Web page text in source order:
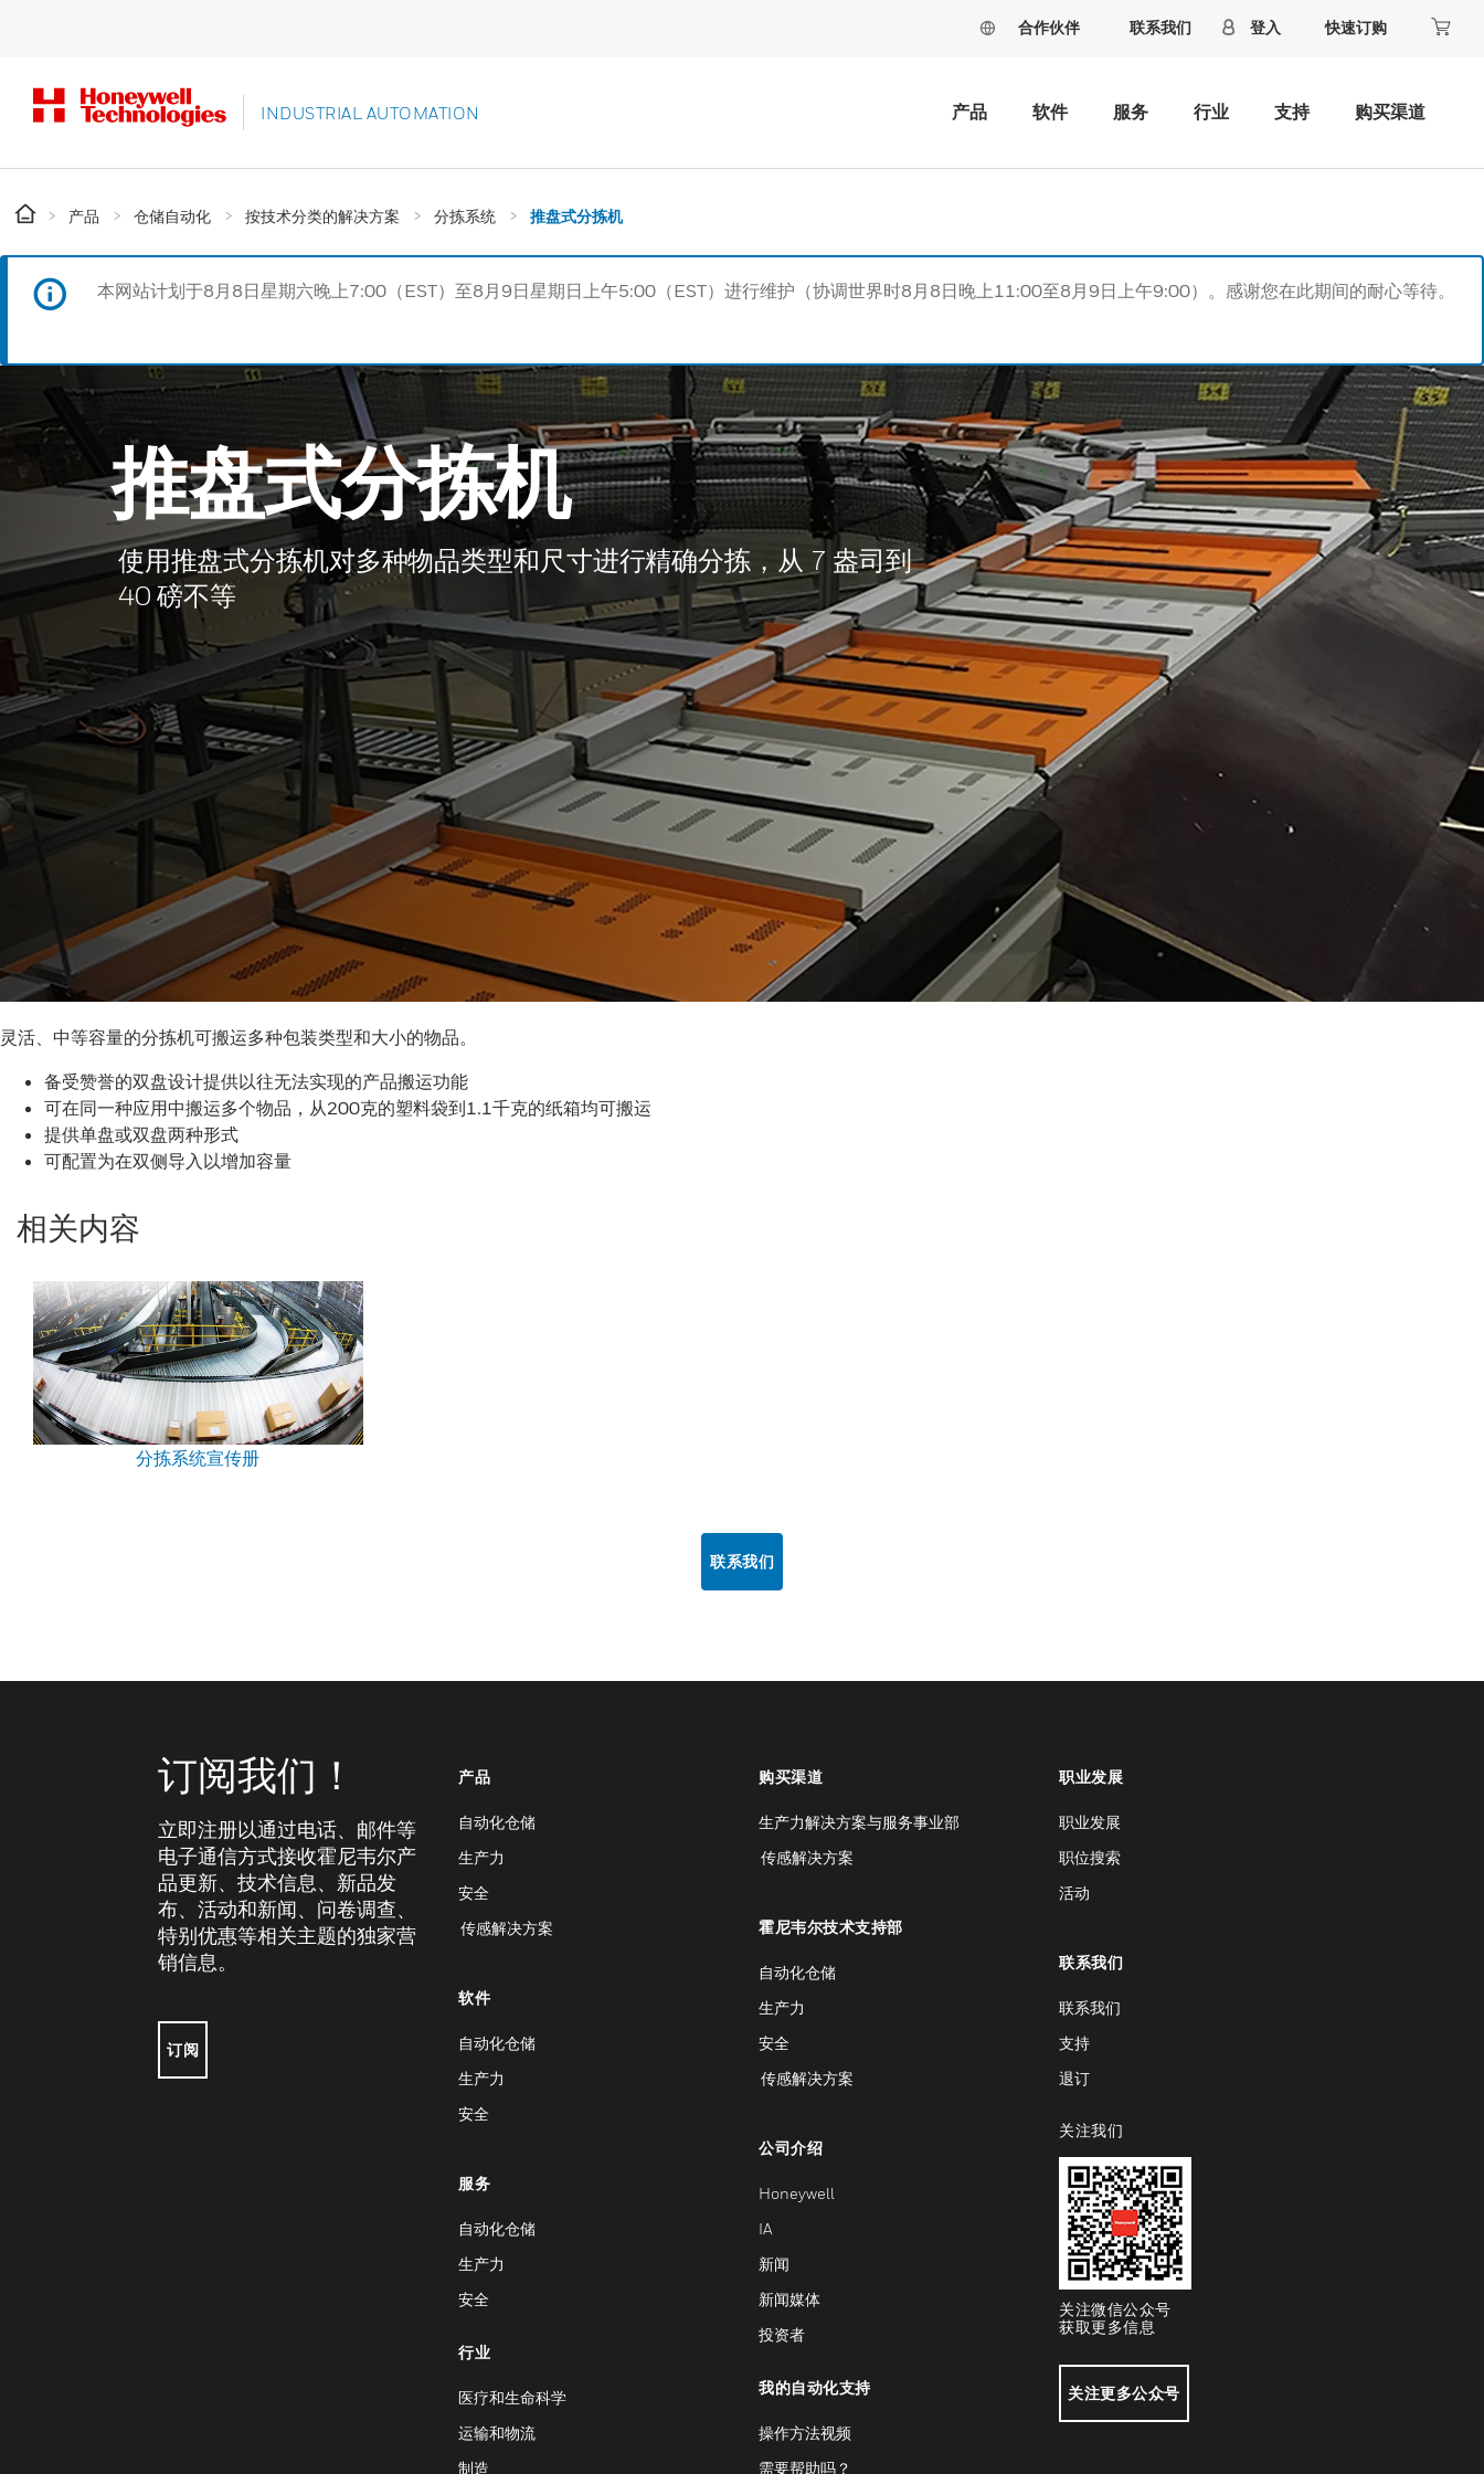
合作伙伴 联系我们 登入 快速订购
INDUSTRIAL AUTOMATION 产品 软件 服务 行业 支持 购买渠道
产品 仓储自动化 按技术分类的解决方案 分拣系统 推盘式分拣机
本网站计划于8月8日星期六晚上7:00（EST）至8月9日星期日上午5:00（EST）进行维护（协调世界时8月8日晚上11:00至8月9日上午9:00）。感谢您在此期间的耐心等待。
推盘式分拣机
使用推盘式分拣机对多种物品类型和尺寸进行精确分拣，从 7 盎司到
40 磅不等
灵活、中等容量的分拣机可搬运多种包装类型和大小的物品。
备受赞誉的双盘设计提供以往无法实现的产品搬运功能
可在同一种应用中搬运多个物品，从200克的塑料袋到1.1千克的纸箱均可搬运
提供单盘或双盘两种形式
可配置为在双侧导入以增加容量
相关内容
分拣系统宣传册
联系我们
订阅我们！
立即注册以通过电话、邮件等
电子通信方式接收霍尼韦尔产
品更新、技术信息、新品发
布、活动和新闻、问卷调查、
特别优惠等相关主题的独家营
销信息。
订阅
产品
自动化仓储
生产力
安全
传感解决方案
软件
自动化仓储
生产力
安全
服务
自动化仓储
生产力
安全
行业
医疗和生命科学
运输和物流
制造
购买渠道
生产力解决方案与服务事业部
传感解决方案
霍尼韦尔技术支持部
自动化仓储
生产力
安全
传感解决方案
公司介绍
Honeywell
IA
新闻
新闻媒体
投资者
我的自动化支持
操作方法视频
需要帮助吗？
职业发展
职业发展
职位搜索
活动
联系我们
联系我们
支持
退订
关注我们
关注微信公众号
获取更多信息
关注更多公众号